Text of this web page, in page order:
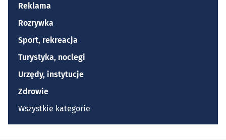
Reklama
Rozrywka
Sport, rekreacja
Turystyka, noclegi
Urzędy, instytucje
Zdrowie
Wszystkie kategorie